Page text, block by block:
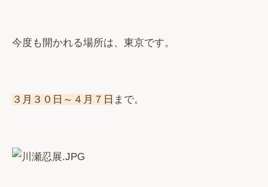
今度も開かれる場所は、東京です。
３月３０日～４月７日 まで。